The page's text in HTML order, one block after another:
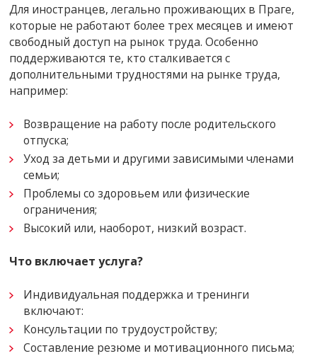
Для иностранцев, легально проживающих в Праге,
которые не работают более трех месяцев и имеют
свободный доступ на рынок труда. Особенно
поддерживаются те, кто сталкивается с
дополнительными трудностями на рынке труда,
например:
Возвращение на работу после родительского
отпуска;
Уход за детьми и другими зависимыми членами
семьи;
Проблемы со здоровьем или физические
ограничения;
Высокий или, наоборот, низкий возраст.
Что включает услуга?
Индивидуальная поддержка и тренинги
включают:
Консультации по трудоустройству;
Составление резюме и мотивационного письма;